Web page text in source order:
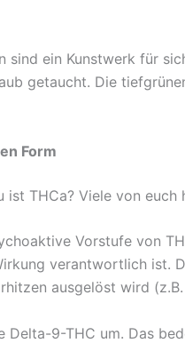
sind ein Kunstwerk für
getaucht. Die
Form
THCa? Viele von
Vorstufe von
verantwortlich ist.
ausgelöst wird
9-THC um. Das